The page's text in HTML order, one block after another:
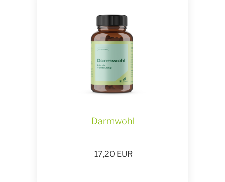
Darmwohl
17,20 EUR